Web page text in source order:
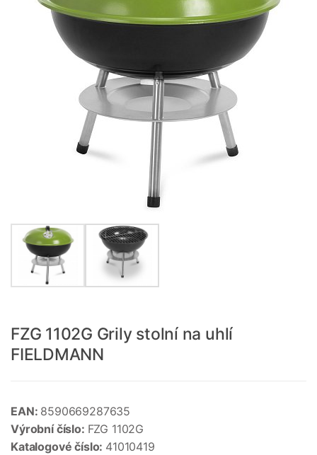
FZG 1102G Grily stolní na uhlí
FIELDMANN
EAN: 8590669287635
Výrobní číslo: FZG 1102G
Katalogové číslo: 41010419